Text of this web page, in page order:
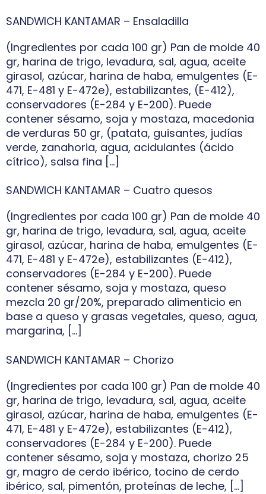
SANDWICH KANTAMAR – Ensaladilla
(Ingredientes por cada 100 gr) Pan de molde 40
gr, harina de trigo, levadura, sal, agua, aceite
girasol, azúcar, harina de haba, emulgentes (E-
471, E-481 y E-472e), estabilizantes, (E-412),
conservadores (E-284 y E-200). Puede
contener sésamo, soja y mostaza, macedonia
de verduras 50 gr, (patata, guisantes, judías
verde, zanahoria, agua, acidulantes (ácido
cítrico), salsa fina […]
SANDWICH KANTAMAR – Cuatro quesos
(Ingredientes por cada 100 gr) Pan de molde 40
gr, harina de trigo, levadura, sal, agua, aceite
girasol, azúcar, harina de haba, emulgentes (E-
471, E-481 y E-472e), estabilizantes (E-412),
conservadores (E-284 y E-200). Puede
contener sésamo, soja y mostaza, queso
mezcla 20 gr/20%, preparado alimenticio en
base a queso y grasas vegetales, queso, agua,
margarina, […]
SANDWICH KANTAMAR – Chorizo
(Ingredientes por cada 100 gr) Pan de molde 40
gr, harina de trigo, levadura, sal, agua, aceite
girasol, azúcar, harina de haba, emulgentes (E-
471, E-481 y E-472e), estabilizantes (E-412),
conservadores (E-284 y E-200). Puede
contener sésamo, soja y mostaza, chorizo 25
gr, magro de cerdo ibérico, tocino de cerdo
ibérico, sal, pimentón, proteínas de leche, […]